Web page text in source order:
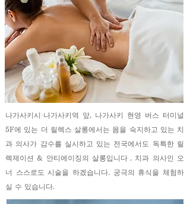
나가사키시·나가사키역 앞, 나가사키 현영 버스 터미널
5F에 있는 더 릴렉스 살롱에서는 몸을 숙지하고 있는 치
과 의사가 감수를 실시하고 있는 전국에서도 독특한 릴
렉제이션 & 안티에이징의 살롱입니다
. 치과 의사인 오
너 스스로도 시술을 하겠습니다. 궁극의 휴식을 체험하
실 수 있습니다.